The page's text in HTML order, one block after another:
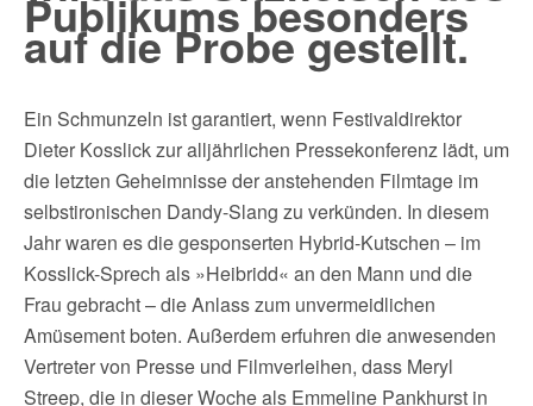
Publikums besonders
auf die Probe gestellt.
Ein Schmunzeln ist garantiert, wenn Festivaldirektor
Dieter Kosslick zur alljährlichen Pressekonferenz lädt, um
die letzten Geheimnisse der anstehenden Filmtage im
selbstironischen Dandy-Slang zu verkünden. In diesem
Jahr waren es die gesponserten Hybrid-Kutschen – im
Kosslick-Sprech als »Heibridd« an den Mann und die
Frau gebracht – die Anlass zum unvermeidlichen
Amüsement boten. Außerdem erfuhren die anwesenden
Vertreter von Presse und Filmverleihen, dass Meryl
Streep, die in dieser Woche als Emmeline Pankhurst in